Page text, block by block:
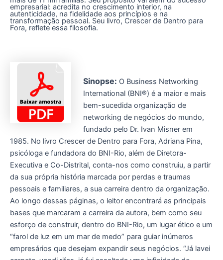
empresarial: acredita no crescimento interior, na
autenticidade, na fidelidade aos princípios e na
transformação pessoal. Seu livro, Crescer de Dentro para
Fora, reflete essa filosofia.
Sinopse: O Business Networking
International (BNI®) é a maior e mais
bem-sucedida organização de
networking de negócios do mundo,
fundado pelo Dr. Ivan Misner em
1985. No livro Crescer de Dentro para Fora, Adriana Pina,
psicóloga e fundadora do BNI-Rio, além de Diretora-
Executiva e Co-Distrital, conta-nos como construiu, a partir
da sua própria história marcada por perdas e traumas
pessoais e familiares, a sua carreira dentro da organização.
Ao longo dessas páginas, o leitor encontrará as principais
bases que marcaram a carreira da autora, bem como seu
esforço de construir, dentro do BNI-Rio, um lugar ético e um
“farol de luz em um mar de medo” para guiar inúmeros
empresários que desejam expandir seus negócios. “Já lavei